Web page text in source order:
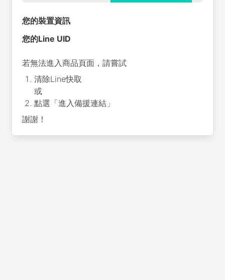
您的裝置資訊
您的Line UID
若無法進入商品頁面，請嘗試
清除Line快取
或
點選「進入備援連結」
謝謝！